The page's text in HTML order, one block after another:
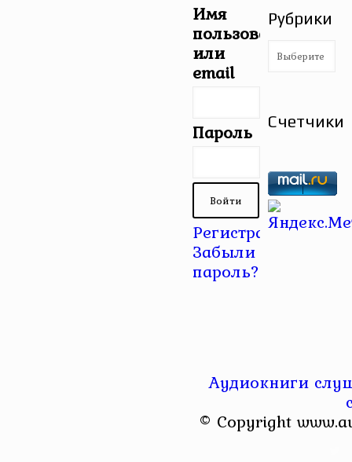
Имя
пользователя
или
email
Пароль
Регистрация |
Забыли
пароль?
Рубрики
Рубрики
Счетчики
Аудиокниги
© Copyright